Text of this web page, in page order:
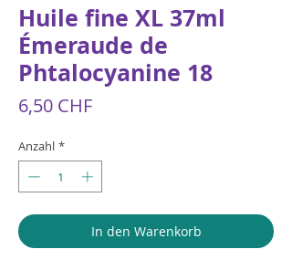
Huile fine XL 37ml
Émeraude de
Phtalocyanine 18
6,50 CHFPreis
Anzahl *
In den Warenkorb